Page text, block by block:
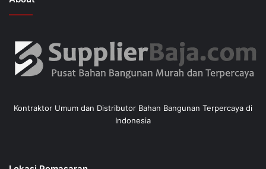
Kontraktor Umum dan Distributor Bahan Bangunan Terpercaya di
Indonesia